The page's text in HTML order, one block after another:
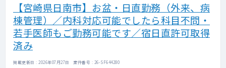
【宮崎県日南市】お盆・日直勤務（外来、病
棟管理）／内科対応可能でしたら科目不問・
若手医師もご勤務可能です／宿日直許可取得
済み
掲載更新日 : 2026年07月27日 案件番号 : 26-SF644280